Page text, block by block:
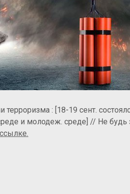
терроризма : [18-19 сент.
и молодеж. среде] // Не
ссылке.